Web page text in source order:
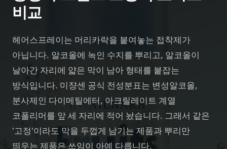
비교
헤어스프레이는 머리카락을 붙여놓는 접착제가
아닙니다. 알코올에 녹인 수지를 뿌리고, 알코올이
날아간 자리에 얇은 막이 남아 형태를 붙잡는
방식입니다. 미쟝센 공식 전성분표는 변성알코올,
분사제인 다이메틸에터, 아크릴레이트 계열
코폴리머를 앞 세 자리에 적어 놨습니다. 그래서 같은
'고정'이라도 막을 두껍게 남기는 제품과 뿌리만
띄우는 제품은 쓰임이 아예 다릅니다.